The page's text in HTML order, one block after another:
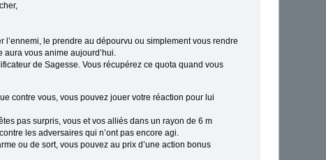
le prendre au dépourvu ou simplement vous rendre
aura vous anime aujourd’hui.
de Sagesse. Vous récupérez ce quota quand vous
contre vous, vous pouvez jouer votre réaction pour lui
pas surpris, vous et vos alliés dans un rayon de 6 m
les adversaires qui n’ont pas encore agi.
ou de sort, vous pouvez au prix d’une action bonus